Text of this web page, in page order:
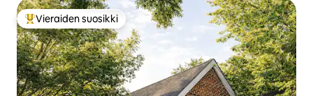
Vieraiden suosikkien parhaimmistoa
Vieraiden suosikki